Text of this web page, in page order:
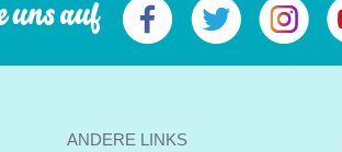
uns auf
ANDERE LINKS